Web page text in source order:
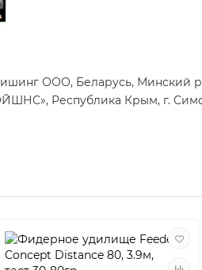
ООО, Беларусь, Минский
Республика Крым, г.